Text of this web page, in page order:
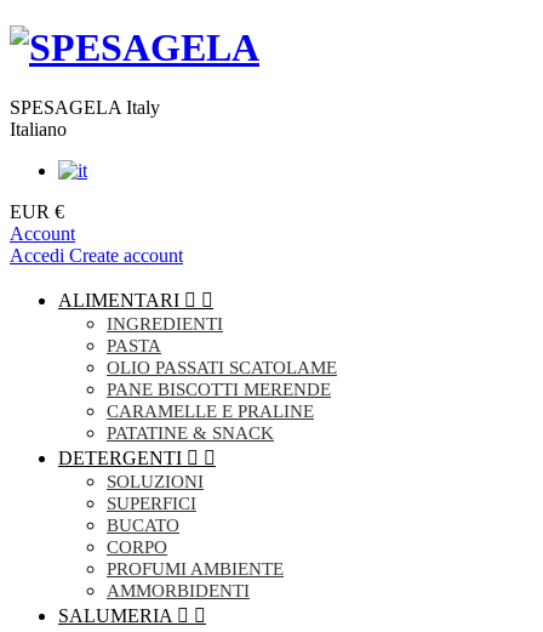
SPESAGELA Italy
Italiano
EUR €
Account
Accedi Create account
ALIMENTARI  
INGREDIENTI
PASTA
OLIO PASSATI SCATOLAME
PANE BISCOTTI MERENDE
CARAMELLE E PRALINE
PATATINE & SNACK
DETERGENTI  
SOLUZIONI
SUPERFICI
BUCATO
CORPO
PROFUMI AMBIENTE
AMMORBIDENTI
SALUMERIA  